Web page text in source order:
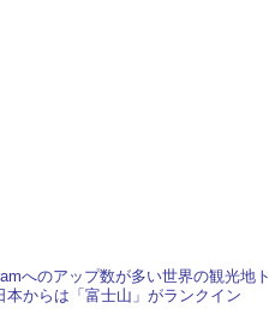
へのアップ数が多い世界の観光地ト
本からは「富士山」がランクイン